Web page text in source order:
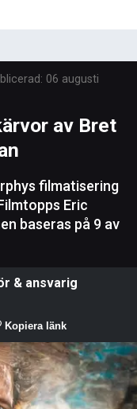
06 augusti
av Bret
filmatisering
Eric
baseras på 9 av
& ansvarig
Kopiera länk